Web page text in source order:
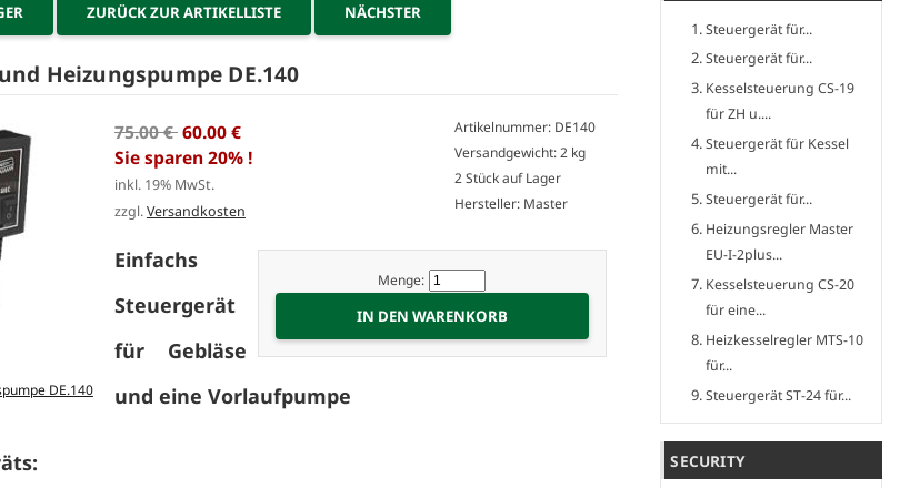
ZURÜCK ZUR ARTIKELLISTE NÄCHSTER
Heizungspumpe DE.140
Artikelnummer: DE140
Versandgewicht: 2 kg
2 Stück auf Lager
Hersteller: Master
75.00 €60.00 €
Sie sparen 20% !
inkl. 19% MwSt.
zzgl.Versandkosten
Menge:
Einfachs
Steuergerät
für Gebläse
und eine Vorlaufpumpe
Steuergerät für...
Steuergerät für...
Kesselsteuerung CS-19
für ZH u....
Steuergerät für Kessel
mit...
Steuergerät für...
Heizungsregler Master
EU-I-2plus...
Kesselsteuerung CS-20
für eine...
Heizkesselregler MTS-10
für...
Steuergerät ST-24 für...
SECURITY